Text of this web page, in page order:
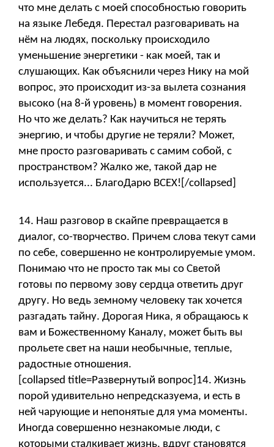
что мне делать с моей способностью говорить
на языке Лебедя. Перестал разговаривать на
нём на людях, поскольку происходило
уменьшение энергетики - как моей, так и
слушающих. Как объяснили через Нику на мой
вопрос, это происходит из-за вылета сознания
высоко (на 8-й уровень) в момент говорения.
Но что же делать? Как научиться не терять
энергию, и чтобы другие не теряли? Может,
мне просто разговаривать с самим собой, с
пространством? Жалко же, такой дар не
используется... БлагоДарю ВСЕХ![/collapsed]
14. Наш разговор в скайпе превращается в
диалог, со-творчество. Причем слова текут сами
по себе, совершенно не контролируемые умом.
Понимаю что не просто так мы со Светой
готовы по первому зову сердца ответить друг
другу. Но ведь земному человеку так хочется
разгадать тайну. Дорогая Ника, я обращаюсь к
вам и Божественному Каналу, может быть вы
прольете свет на наши необычные, теплые,
радостные отношения.
[collapsed title=Развернутый вопрос]14. Жизнь
порой удивительно непредсказуема, и есть в
ней чарующие и непонятые для ума моменты.
Иногда совершенно незнакомые люди, с
которыми сталкивает жизнь, вдруг становятся